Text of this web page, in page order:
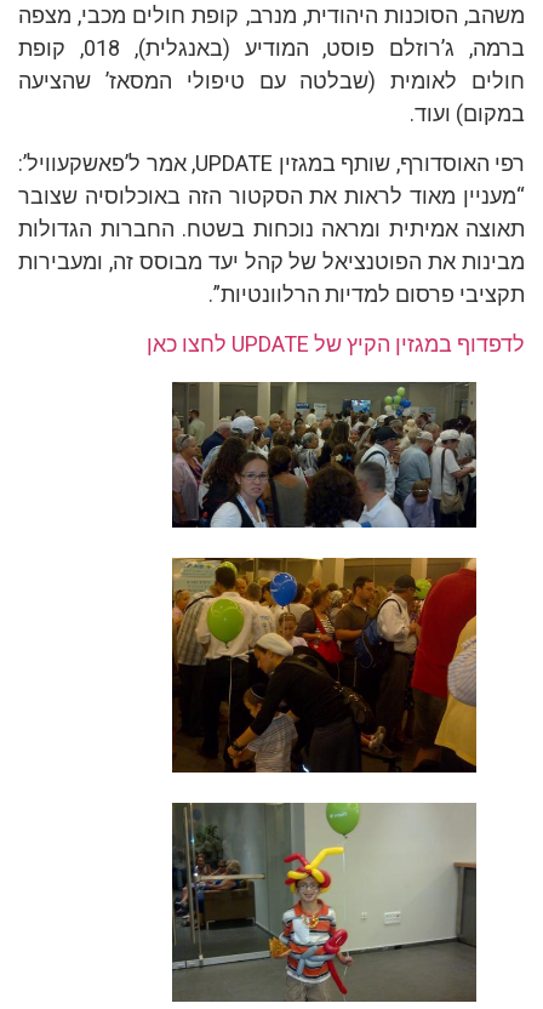
משהב, הסוכנות היהודית, מנרב, קופת חולים מכבי, מצפה
ברמה, ג’רוזלם פוסט, המודיע (באנגלית), 018, קופת
חולים לאומית (שבלטה עם טיפולי המסאז’ שהציעה
במקום) ועוד.
רפי האוסדורף, שותף במגזין UPDATE, אמר ל’פאשקעוויל’:
“מעניין מאוד לראות את הסקטור הזה באוכלוסיה שצובר
תאוצה אמיתית ומראה נוכחות בשטח. החברות הגדולות
מבינות את הפוטנציאל של קהל יעד מבוסס זה, ומעבירות
תקציבי פרסום למדיות הרלוונטיות”.
לדפדוף במגזין הקיץ של UPDATE לחצו כאן